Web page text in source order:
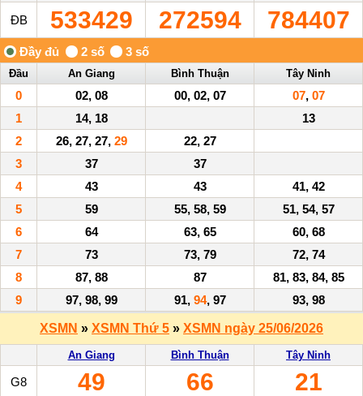
ĐB 533429 272594 784407
Đầu An Giang Bình Thuận Tây Ninh
0 02, 08 00, 02, 07 07, 07
1
14, 18
13
2
26, 27, 27, 29
22, 27
3
37
37
4
43 43
41, 42
5
59 55, 58, 59
51, 54, 57
6
64 63, 65
60, 68
7
73 73, 79
72, 74
8
87, 88 87
81, 83, 84, 85
9
97, 98, 99 91, 94, 97 93, 98
XSMN » XSMN Thứ 5 » XSMN ngày 25/06/2026
An Giang Bình Thuận Tây Ninh
G8 49 66 21